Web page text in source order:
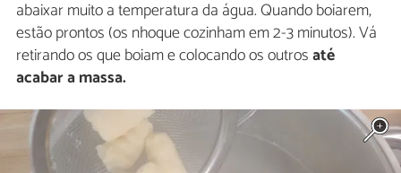
abaixar muito a temperatura da água. Quando boiarem,
estão prontos (os nhoque cozinham em 2-3 minutos). Vá
retirando os que boiam e colocando os outrosaté
acabar a massa.